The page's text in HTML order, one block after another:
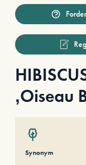
‚Oiseau
Synonym